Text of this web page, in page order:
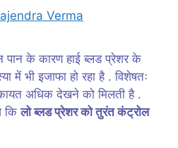
Verma
के कारण हाई ब्लड प्रेशर के
में भी इजाफा हो रहा है . विशेषतः
अधिक देखने को मिलती है .
किलो ब्लड प्रेशर को तुरंत कंट्रोल